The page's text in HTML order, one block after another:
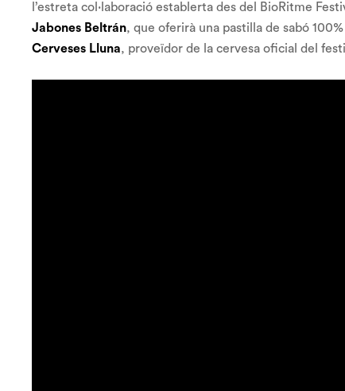
l’estreta col·laboració establerta des del BioRitme
Jabones Beltrán, que oferirà una pastilla de sabó
Cerveses Lluna, proveïdor de la cervesa oficial del